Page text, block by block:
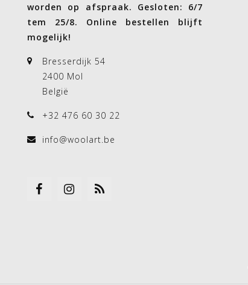
worden op afspraak. Gesloten: 6/7
tem 25/8. Online bestellen blijft
mogelijk!
Bresserdijk 54
2400 Mol
België
+32 476 60 30 22
info@woolart.be